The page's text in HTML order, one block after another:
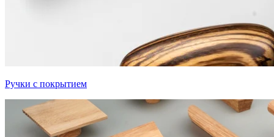
Ручки с покрытием